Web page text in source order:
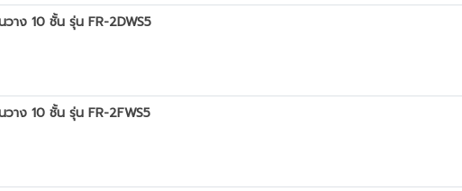
าง 10 ชั้น รุ่น FR-2DWS5
าง 10 ชั้น รุ่น FR-2FWS5